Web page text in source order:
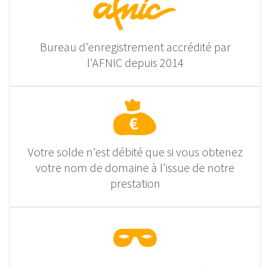
Bureau d'enregistrement accrédité par
l'AFNIC depuis 2014
Votre solde n'est débité que si vous obtenez
votre nom de domaine à l'issue de notre
prestation